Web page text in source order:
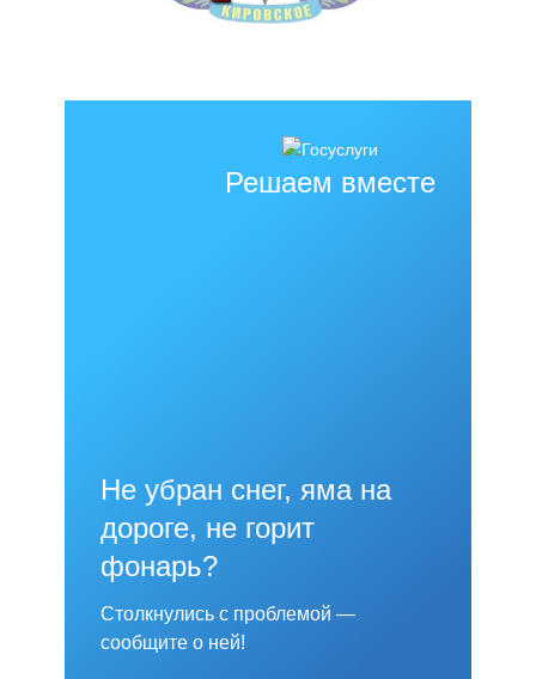
Решаем вместе
Не убран снег, яма на
дороге, не горит
фонарь?
Столкнулись с проблемой —
сообщите о ней!